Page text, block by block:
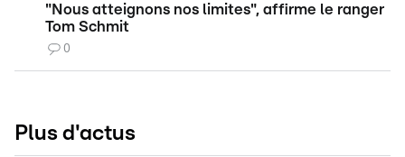
"Nous atteignons nos limites", affirme le ranger
Tom Schmit
0
Plus d'actus